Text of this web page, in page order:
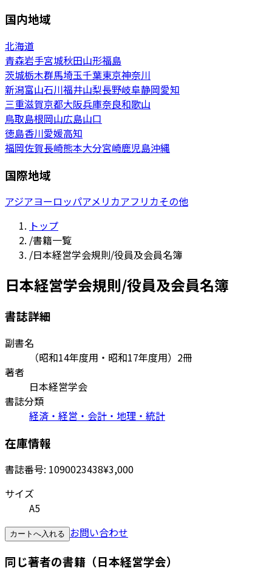
国内地域
北海道
青森岩手宮城秋田山形福島
茨城栃木群馬埼玉千葉東京神奈川
新潟富山石川福井山梨長野岐阜静岡愛知
三重滋賀京都大阪兵庫奈良和歌山
鳥取島根岡山広島山口
徳島香川愛媛高知
福岡佐賀長崎熊本大分宮崎鹿児島沖縄
国際地域
アジアヨーロッパアメリカアフリカその他
トップ
/書籍一覧
/日本経営学会規則/役員及会員名簿
日本経営学会規則/役員及会員名簿
書誌詳細
副書名
（昭和14年度用・昭和17年度用）2冊
著者
日本経営学会
書誌分類
経済・経営・会計・地理・統計
在庫情報
書誌番号: 1090023438¥3,000
サイズ
A5
カートへ入れる お問い合わせ
同じ著者の書籍（日本経営学会）